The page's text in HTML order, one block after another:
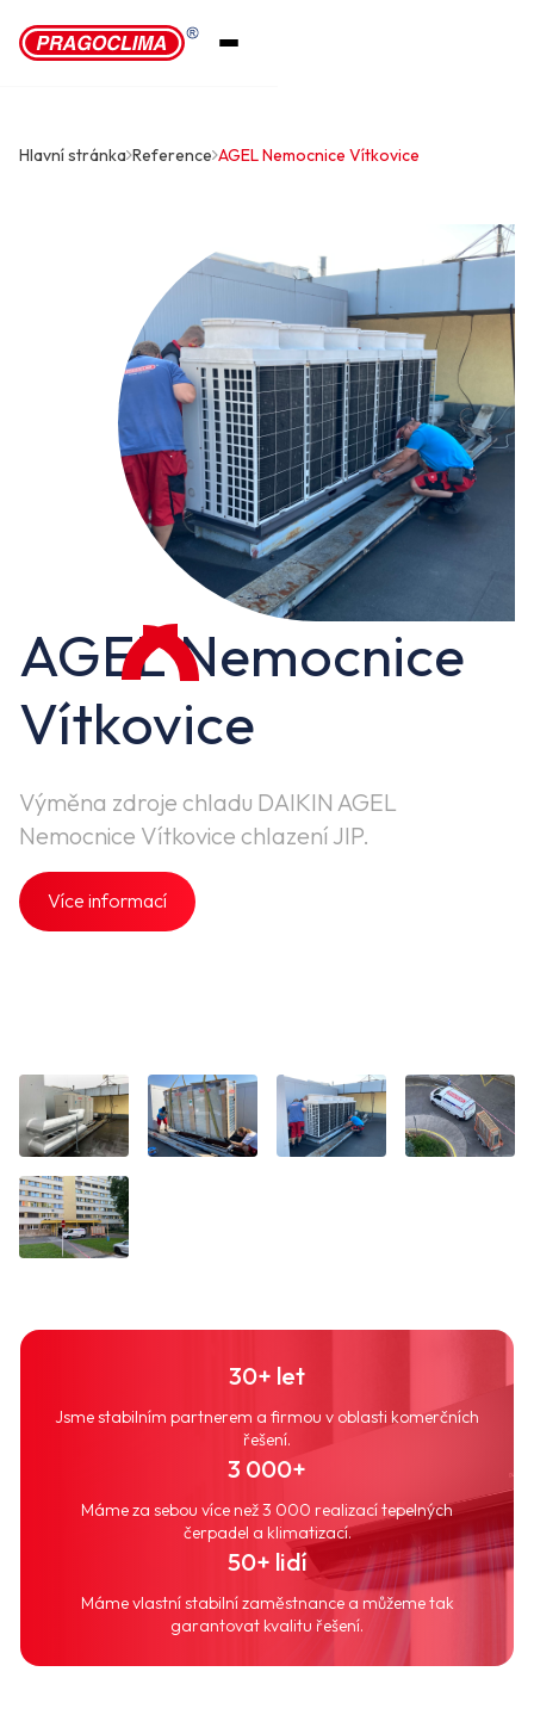
Hlavní stránka Reference AGEL Nemocnice Vítkovice
AGEL Nemocnice
Vítkovice
Výměna zdroje chladu DAIKIN AGEL
Nemocnice Vítkovice chlazení JIP.
Více informací
30+ let
Jsme stabilním partnerem a firmou v oblasti komerčních
řešení.
3 000+
Máme za sebou více než 3 000 realizací tepelných
čerpadel a klimatizací.
50+ lidí
Máme vlastní stabilní zaměstnance a můžeme tak
garantovat kvalitu řešení.